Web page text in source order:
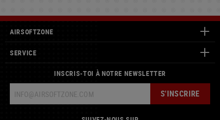
AIRSOFTZONE
SERVICE
INSCRIS-TOI À NOTRE NEWSLETTER
S'INSCRIRE